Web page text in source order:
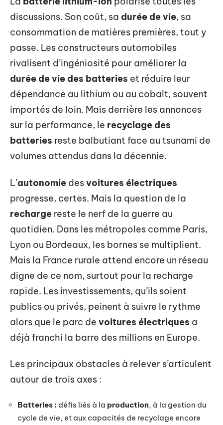
discussions. Son coût, sa durée de vie, sa
consommation de matières premières, tout y
passe. Les constructeurs automobiles
rivalisent d’ingéniosité pour améliorer la
durée de vie des batteries et réduire leur
dépendance au lithium ou au cobalt, souvent
importés de loin. Mais derrière les annonces
sur la performance, le recyclage des
batteries reste balbutiant face au tsunami de
volumes attendus dans la décennie.
L’autonomie desvoitures électriques
progresse, certes. Mais la question de la
recharge reste le nerf de la guerre au
quotidien. Dans les métropoles comme Paris,
Lyon ou Bordeaux, les bornes se multiplient.
Mais la France rurale attend encore un réseau
digne de ce nom, surtout pour la recharge
rapide. Les investissements, qu’ils soient
publics ou privés, peinent à suivre le rythme
alors que le parc de voitures électriques a
déjà franchi la barre des millions en Europe.
Les principaux obstacles à relever s’articulent
autour de trois axes :
Batteries : défis liés à la production, à la gestion du
cycle de vie, et aux capacités de recyclage encore